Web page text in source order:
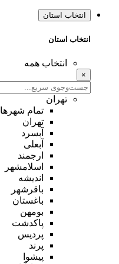
انتخاب استان
انتخاب استان
انتخاب همه
×
تهران
تمام شهر‌ها
تهران
آبسرد
آبعلی
ارجمند
اسلامشهر
اندیشه
باقرشهر
باغستان
بومهن
پاکدشت
پردیس
پرند
پیشوا